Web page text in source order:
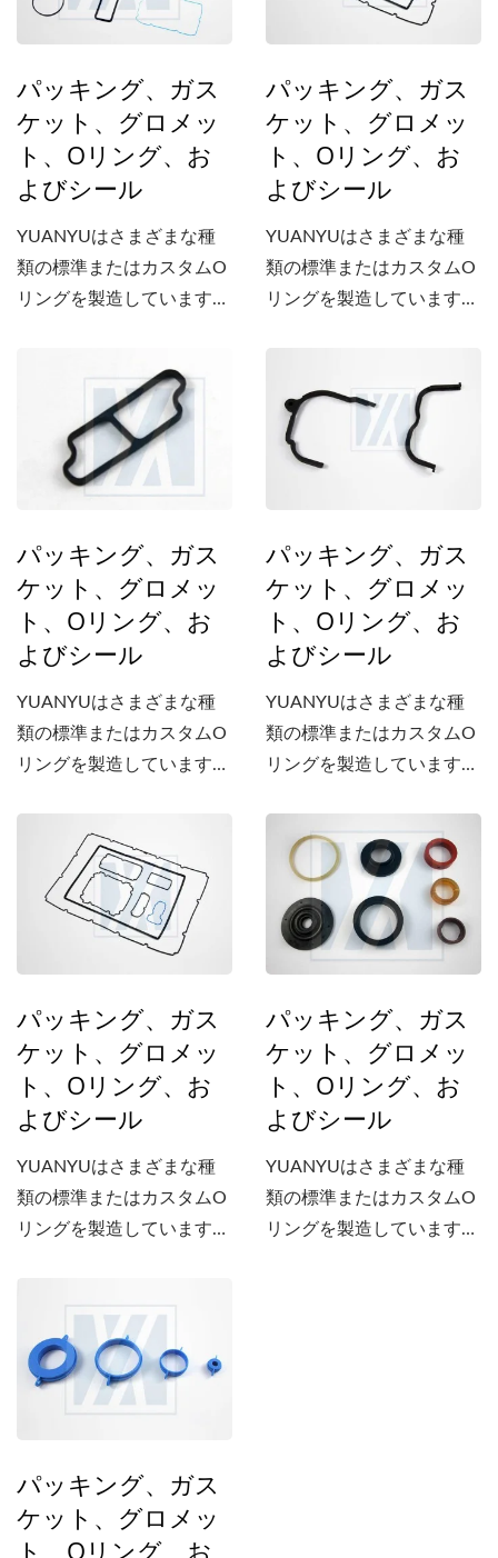
度と色の防水/防塵/気密パ
造しています。
度と色の防水/防塵/気密パ
造しています。
パッキング、ガス
ケット、グロメッ
ト、Oリング、お
よびシール
YUANYUはさまざまな種
類の標準またはカスタムO
リングを製造しています。
ン、FVQM、HNBR、
FKM（Viton...）などのさ
まざまな材料で、異なる硬
度と色の防水/防塵/気密パ
造しています。
パッキング、ガス
ケット、グロメッ
ト、Oリング、お
よびシール
YUANYUはさまざまな種
類の標準またはカスタムO
リングを製造しています。
ン、FVQM、HNBR、
FKM（Viton...）などのさ
まざまな材料で、異なる硬
造しています。
パッキング、ガス
ケット、グロメッ
ト、Oリング、お
よびシール
YUANYUはさまざまな種
類の標準またはカスタムO
リングを製造しています。
ン、FVQM、HNBR、
FKM（Viton...）などのさ
まざまな材料で、異なる硬
度と色の防水/防塵/気密パ
造しています。
パッキング、ガス
ケット、グロメッ
ト、Oリング、お
よびシール
YUANYUはさまざまな種
類の標準またはカスタムO
リングを製造しています。
ン、FVQM、HNBR、
FKM（Viton...）などのさ
まざまな材料で、異なる硬
度と色の防水/防塵/気密パ
造しています。
パッキング、ガス
ケット、グロメッ
ト、Oリング、お
よびシール
YUANYUはさまざまな種
類の標準またはカスタムO
リングを製造しています。
ン、FVQM、HNBR、
FKM（Viton...）などのさ
まざまな材料で、異なる硬
度と色の防水/防塵/気密パ
造しています。
パッキング、ガス
ケット、グロメッ
ト、Oリング、お
よびシール
YUANYUはさまざまな種
類の標準またはカスタムO
リングを製造しています。
パッキング、ガス
ケット、グロメッ
ト、Oリング、お